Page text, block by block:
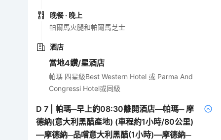
晚餐 · 晚上
帕爾馬火腿和帕爾馬芝士
酒店
當地4鑽/星酒店
帕瑪 四星級Best Western Hotel 或 Parma And
Congressi Hotel或同級
D7
帕瑪─早上約08:30離開酒店—帕瑪─ 摩
德納(意大利黑醋產地) (車程約1小時/80公里)
—摩德納─品嚐意大利黑醋(1小時)—摩德納─